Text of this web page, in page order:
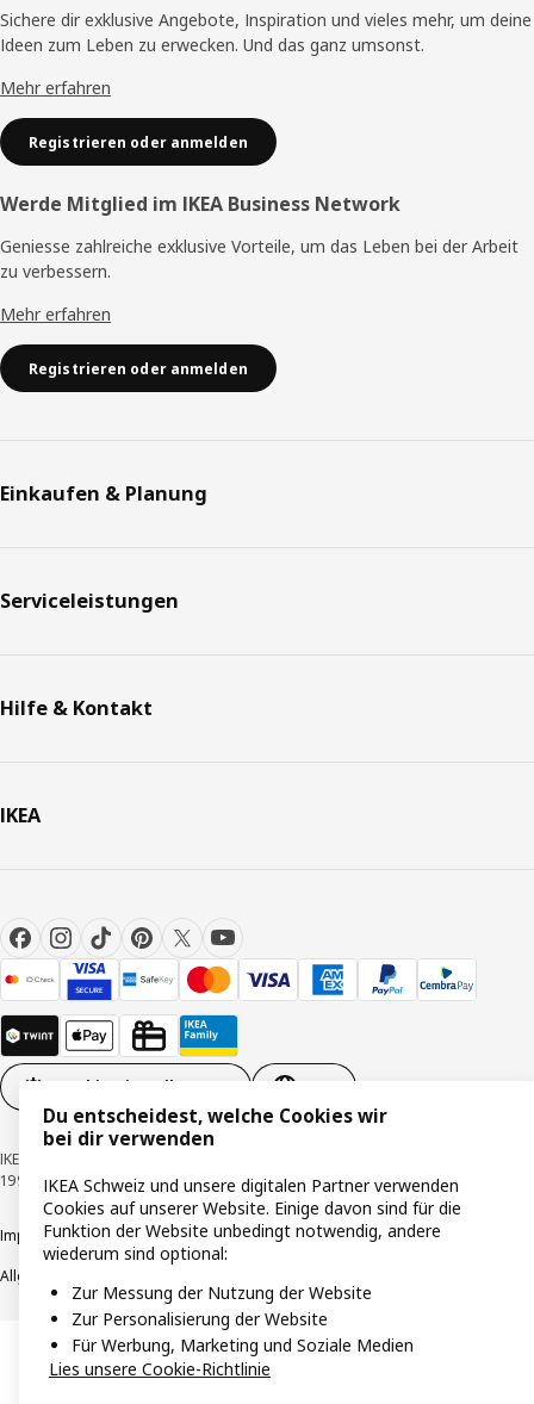
Sichere dir exklusive Angebote, Inspiration und vieles mehr, um deine
Ideen zum Leben zu erwecken. Und das ganz umsonst.
Mehr erfahren
Registrieren oder anmelden
Werde Mitglied im IKEA Business Network
Geniesse zahlreiche exklusive Vorteile, um das Leben bei der Arbeit
zu verbessern.
Mehr erfahren
Registrieren oder anmelden
Einkaufen & Planung
Serviceleistungen
Hilfe & Kontakt
IKEA
Cookie-Einstellungen
IKEA Schweiz - Müslistrasse 16, 8957 Spreitenbach © Inter IKEA Systems B.V.
1999-2026
Impressum / DatenschutzerklärungCookiesVerantwortungsvolle Offenlegung
Allgemeine Geschäftsbedingungen
Du entscheidest, welche Cookies wir
bei dir verwenden
IKEA Schweiz und unsere digitalen Partner verwenden
Cookies auf unserer Website. Einige davon sind für die
Funktion der Website unbedingt notwendig, andere
wiederum sind optional:
Zur Messung der Nutzung der Website
Zur Personalisierung der Website
Für Werbung, Marketing und Soziale Medien
Lies unsere Cookie-Richtlinie